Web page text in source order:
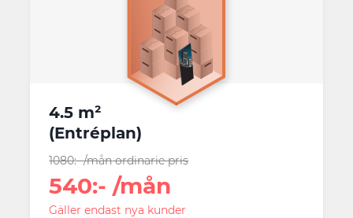
4.5 m²
(Entréplan)
1080:-/månordinarie pris
540:- /mån
Gäller endast nya kunder